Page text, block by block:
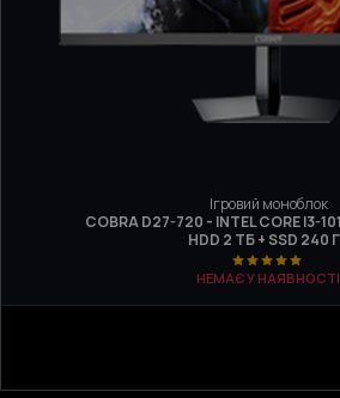
Ігровий моноблок
COBRA D27-720 - INTEL CORE I3-
HDD 2 ТБ + SSD 240
НЕМАЄ У НАЯВНОСТІ